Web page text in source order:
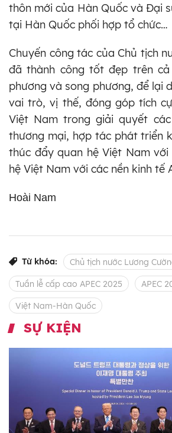
thôn mới của Hàn Quốc và Đại
tại Hàn Quốc phối hợp tổ chức…
Chuyến công tác của Chủ tịch
đã thành công tốt đẹp trên
phương và song phương, để lại
vai trò, vị thế, đóng góp tích
Việt Nam trong giải quyết
thương mại, hợp tác phát triển
thúc đẩy quan hệ Việt Nam
hệ Việt Nam với các nền kinh tế
Hoài Nam
Từ khóa: Chủ tịch nước Lương
Tuần lễ cấp cao APEC 2025 APEC
Việt Nam-Hàn Quốc
SỰ KIỆN